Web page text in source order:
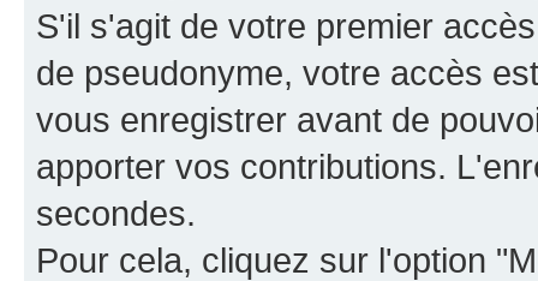
S'il s'agit de votre premier
de pseudonyme, votre accès
vous enregistrer avant de
apporter vos contributions.
secondes.
Pour cela, cliquez sur l'option